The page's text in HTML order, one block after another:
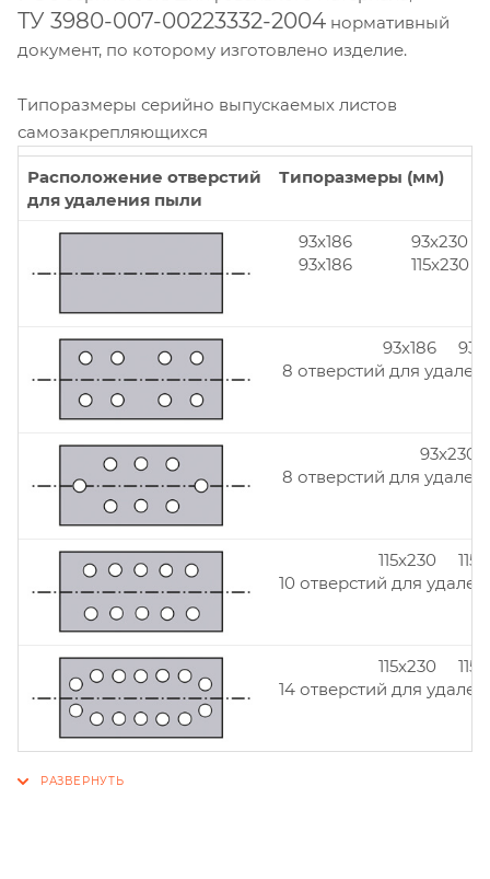
ТУ 3980-007-00223332-2004 нормативный
документ, по которому изготовлено изделие.
Типоразмеры серийно выпускаемых листов
самозакрепляющихся
Расположение отверстий
для удаления пыли
Типоразмеры (мм)
93x186
93x186
93x230
115x230
93x186
8 отверстий для
93x230
8 отверстий для
115x230
10 отверстий для
115x230
14 отверстий для